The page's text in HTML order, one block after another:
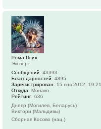
Рома Псих
Эксперт
Сообщений: 43393
Благодарностей: 4895
Зарегистрирован: 15 янв 2012, 19:21
Откуда: Монако
Рейтинг: 636
Днепр (Могилев, Беларусь)
Виктори (Мальдивы)
Сборная Косово (нац.)